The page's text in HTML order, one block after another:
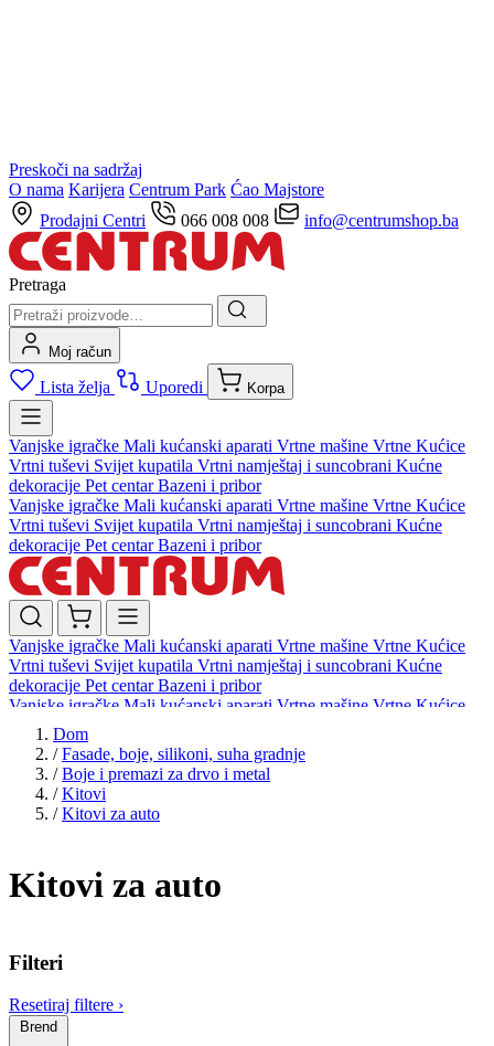
Preskoči na sadržaj
O nama Karijera Centrum Park Ćao Majstore
Prodajni Centri
066 008 008 info@centrumshop.ba
Pretraga
Moj račun
Lista želja Uporedi Korpa
Vanjske igračke Mali kućanski aparati Vrtne mašine Vrtne Kućice
Vrtni tuševi Svijet kupatila Vrtni namještaj i suncobrani Kućne
dekoracije Pet centarBazeni i pribor
Vanjske igračke Mali kućanski aparati Vrtne mašine Vrtne Kućice
Vrtni tuševi Svijet kupatila Vrtni namještaj i suncobrani Kućne
dekoracije Pet centarBazeni i pribor
Vanjske igračke Mali kućanski aparati Vrtne mašine Vrtne Kućice
Vrtni tuševi Svijet kupatila Vrtni namještaj i suncobrani Kućne
dekoracije Pet centarBazeni i pribor
Vanjske igračke Mali kućanski aparati Vrtne mašine Vrtne Kućice
Vrtni tuševi
dekoracijePet centar Bazeni i pribor
Dom
/ Fasade, boje, silikoni, suha gradnje
/ Boje i premazi za drvo i metal
/ Kitovi
/ Kitovi za auto
Kitovi za auto
Filteri
Resetiraj filtere ›
Brend